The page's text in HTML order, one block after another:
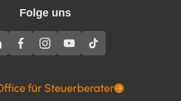
Folge uns
für Steuerberater